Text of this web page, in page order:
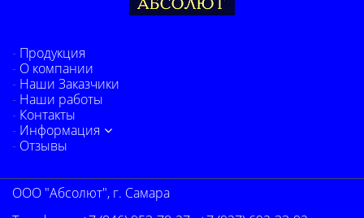
Продукция
О компании
Наши Заказчики
Наши работы
Контакты
Информация
Отзывы
ООО "Абсолют", г. Самара